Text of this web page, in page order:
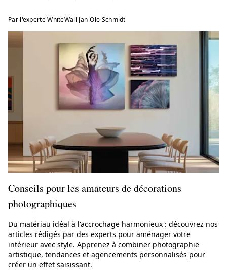
Par l'experte WhiteWall Jan-Ole Schmidt
Conseils pour les amateurs de décorations
photographiques
Du matériau idéal à l'accrochage harmonieux : découvrez nos
articles rédigés par des experts pour aménager votre
intérieur avec style. Apprenez à combiner photographie
artistique, tendances et agencements personnalisés pour
créer un effet saisissant.